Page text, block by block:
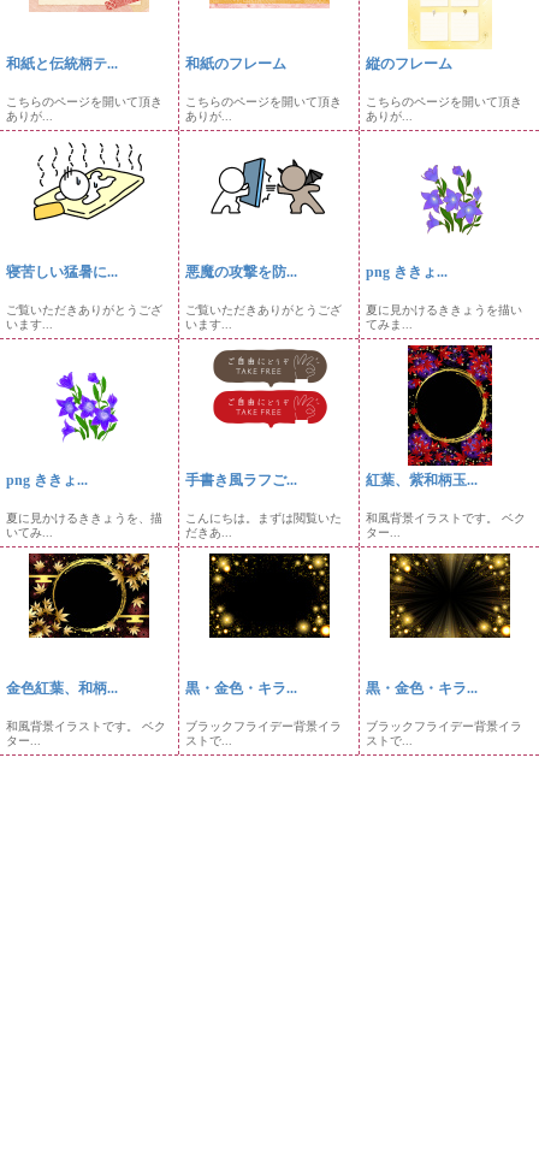
和紙と伝統柄テ...
こちらのページを開いて頂き
ありが...
和紙のフレーム
こちらのページを開いて頂き
ありが...
縦のフレーム
こちらのページを開いて頂き
ありが...
寝苦しい猛暑に...
ご覧いただきありがとうござ
います...
悪魔の攻撃を防...
ご覧いただきありがとうござ
います...
png ききょ...
夏に見かけるききょうを描い
てみま...
png ききょ...
夏に見かけるききょうを、描
いてみ...
手書き風ラフご...
こんにちは。まずは閲覧いた
だきあ...
紅葉、紫和柄玉...
和風背景イラストです。 ベク
ター...
金色紅葉、和柄...
和風背景イラストです。 ベク
ター...
黒・金色・キラ...
ブラックフライデー背景イラ
ストで...
黒・金色・キラ...
ブラックフライデー背景イラ
ストで...